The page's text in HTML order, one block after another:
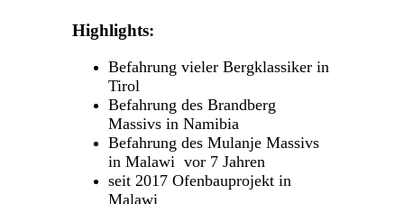
Highlights:
Befahrung vieler Bergklassiker in
Tirol
Befahrung des Brandberg
Massivs in Namibia
Befahrung des Mulanje Massivs
in Malawi vor 7 Jahren
seit 2017 Ofenbauprojekt in
Malawi